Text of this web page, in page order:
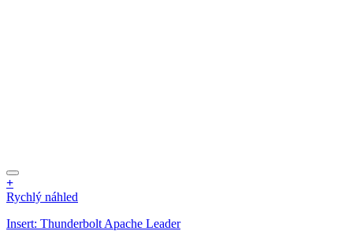
+
Rychlý náhled
Insert: Thunderbolt Apache Leader